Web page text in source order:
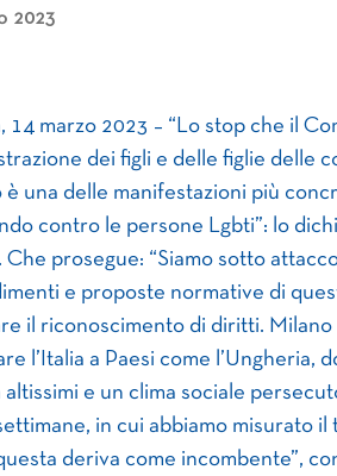
2023
14 marzo 2023 – “Lo stop che il
dei figli e delle figlie delle
è una delle manifestazioni più
contro le persone Lgbti”: lo
. Che prosegue: “Siamo sotto
e proposte normative di
il riconoscimento di diritti.
l’Italia a Paesi come
altissimi e un clima sociale
in cui abbiamo misurato
deriva come incombente”,